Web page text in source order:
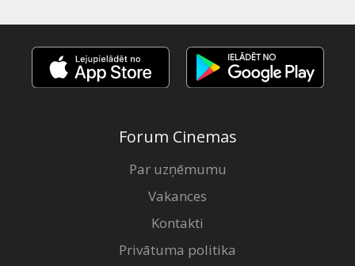
Forum Cinemas
Par uzņēmumu
Vakances
Kontakti
Privātuma politika